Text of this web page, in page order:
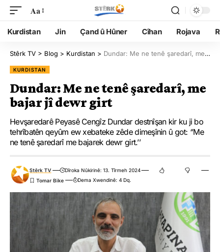
Aa
Kurdistan Jin Çand û Hûner Cîhan Rojava
Stêrk TV > Blog > Kurdistan > Dundar: Me ne tenê şaredarî, me bajar jî dewr girt
KURDISTAN
Dundar: Me ne tenê şaredarî, me
bajar jî dewr girt
Hevşaredarê Peyasê Cengîz Dundar destnîşan kir ku ji bo
tehrîbatên qeyûm ew xebateke zêde dimeşînin û got: ‘’Me
ne tenê şaredarî me bajarek dewr girt.’’
Stêrk TV
Dîroka Nûkirinê: 13. Tîrmeh 2024
Dema Xwendinê: 4 Dq.